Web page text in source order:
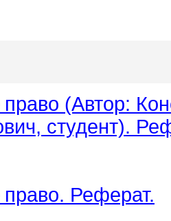
право (Автор:
студент).
право. Реферат.